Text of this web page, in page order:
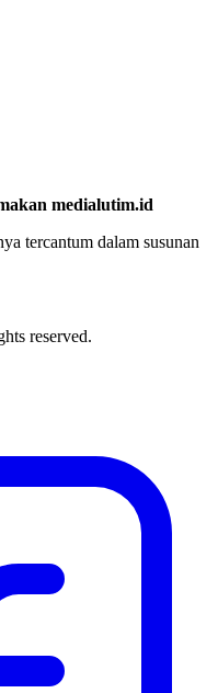
medialutim.id
tercantum dalam susunan
reserved.